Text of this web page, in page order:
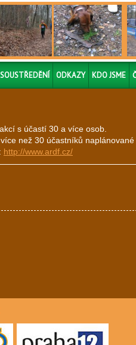
SOUSTŘEDĚNÍ ODKAZY KDO JSME
s účastí 30 a více osob.
než 30 účastníků
http://www.ardf.cz/